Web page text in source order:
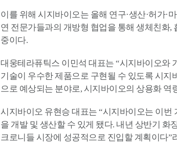
이를 위해 시지바이오는 올해 연구·생산·허가
연 전문가들과의 개방형 협업을 통해 생체친화
중이다.
대웅테라퓨틱스 이민석 대표는 “시지바이오와
기술이 우수한 제품으로 구현될 수 있도록 시
으로 예상되는 분야로, 시지바이오의 상용화 역
시지바이오 유현승 대표는 “시지바이오는 이
을 개발 및 생산할 수 있게 됐다. 내년 상반기
크로니들 시장에 성공적으로 진입할 계획이다”